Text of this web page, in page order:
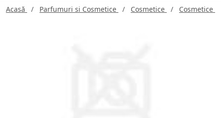
Acasă Parfumuri si Cosmetice Cosmetice Cosmetice